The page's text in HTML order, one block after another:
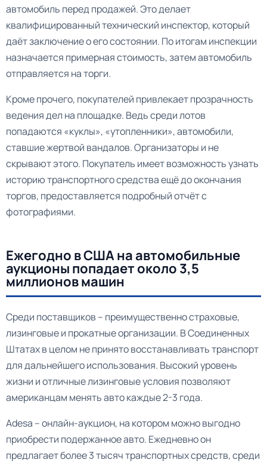
автомобиль перед продажей. Это делает
квалифицированный технический инспектор, который
даёт заключение о его состоянии. По итогам инспекции
назначается примерная стоимость, затем автомобиль
отправляется на торги.
Кроме прочего, покупателей привлекает прозрачность
ведения дел на площадке. Ведь среди лотов
попадаются «куклы», «утопленники», автомобили,
ставшие жертвой вандалов. Организаторы и не
скрывают этого. Покупатель имеет возможность узнать
историю транспортного средства ещё до окончания
торгов, предоставляется подробный отчёт с
фотографиями.
Ежегодно в США на автомобильные
аукционы попадает около 3,5
миллионов машин
Среди поставщиков – преимущественно страховые,
лизинговые и прокатные организации. В Соединенных
Штатах в целом не принято восстанавливать транспорт
для дальнейшего использования. Высокий уровень
жизни и отличные лизинговые условия позволяют
американцам менять авто каждые 2-3 года.
Adesa – онлайн-аукцион, на котором можно выгодно
приобрести подержанное авто. Ежедневно он
предлагает более 3 тысяч транспортных средств, среди